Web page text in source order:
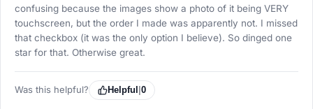
confusing because the images show a photo of it being VERY
touchscreen, but the order I made was apparently not. I missed
that checkbox (it was the only option I believe). So dinged one
star for that. Otherwise great.
Was this helpful? Helpful 0